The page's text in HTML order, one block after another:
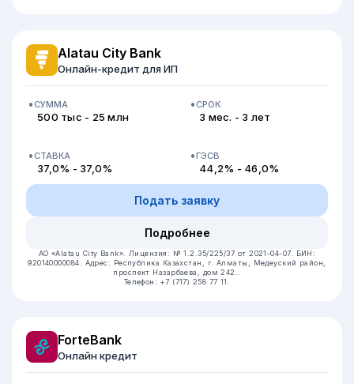
Alatau City Bank
Онлайн-кредит для ИП
СУММА
500 тыс - 25 млн
СРОК
3 мес. - 3 лет
СТАВКА
37,0% - 37,0%
ГЭСВ
44,2% - 46,0%
Подать заявку
Подробнее
АО «Alatau City Bank». Лицензия: № 1.2.35/225/37 от 2021-04-07.
БИН:
920140000084. Адрес: Республика Казахстан, г. Алматы, Медеуский район,
проспект Назарбаева, дом 242..
Телефон: +7 (717) 258 77 11.
ForteBank
Онлайн кредит